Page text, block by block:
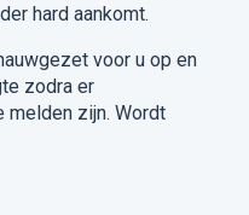
hard aankomt.
voor u op en
zodra er
melden zijn. Wordt